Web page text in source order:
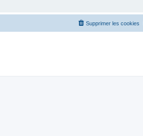
Supprimer les cookies